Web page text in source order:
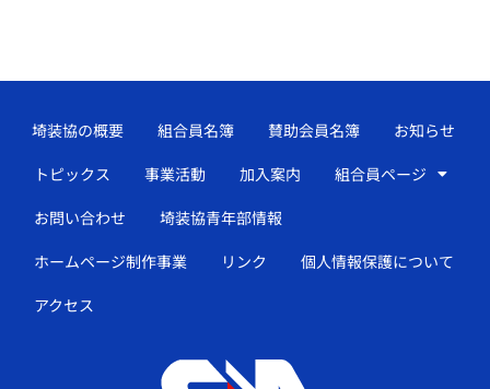
埼装協の概要 組合員名簿 賛助会員名簿
お知らせ
トピックス
事業活動 加入案内
組合員ページ
お問い合わせ
埼装協青年部情報
ホームページ制作事業
リンク
個人情報保護について
アクセス